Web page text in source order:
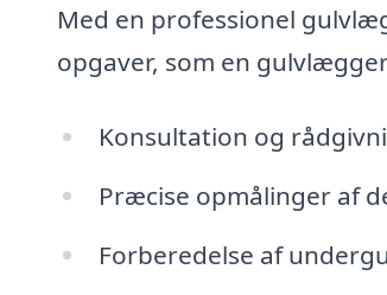
Med en professionel
opgaver, som en
Konsultation og
Præcise opmålinger af
Forberedelse af